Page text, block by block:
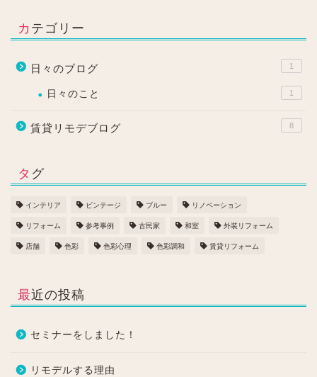
カテゴリー
日々のブログ 1
日々のこと 1
賃貸リモデブログ 8
タグ
インテリア ビンテージ ブルー リノベーション
リフォーム 参考事例 古民家 和室 外装リフォーム
店舗 色彩 色彩心理 色彩調和 賃貸リフォーム
最近の投稿
セミナーをしました！
リモデルする理由